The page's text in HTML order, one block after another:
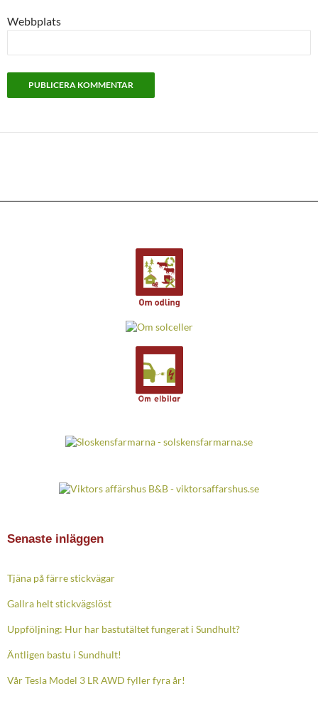
Webbplats
Senaste inläggen
Tjäna på färre stickvägar
Gallra helt stickvägslöst
Uppföljning: Hur har bastutältet fungerat i Sundhult?
Äntligen bastu i Sundhult!
Vår Tesla Model 3 LR AWD fyller fyra år!